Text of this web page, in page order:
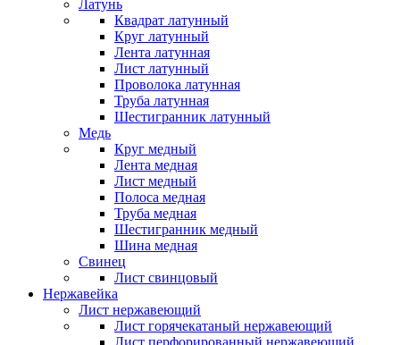
Латунь
Квадрат латунный
Круг латунный
Лента латунная
Лист латунный
Проволока латунная
Труба латунная
Шестигранник латунный
Медь
Круг медный
Лента медная
Лист медный
Полоса медная
Труба медная
Шестигранник медный
Шина медная
Свинец
Лист свинцовый
Нержавейка
Лист нержавеющий
Лист горячекатаный нержавеющий
Лист перфорированный нержавеющий